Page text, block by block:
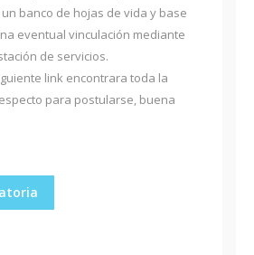
banco de hojas de vida y base
eventual vinculación mediante
de servicios.
link encontrara toda la
para postularse, buena